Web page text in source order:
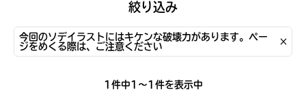
絞り込み
今回のソデイラストにはキケンな破壊力があります。ペー
ジをめくる際は、ご注意ください
×
1件中1〜1件を表示中